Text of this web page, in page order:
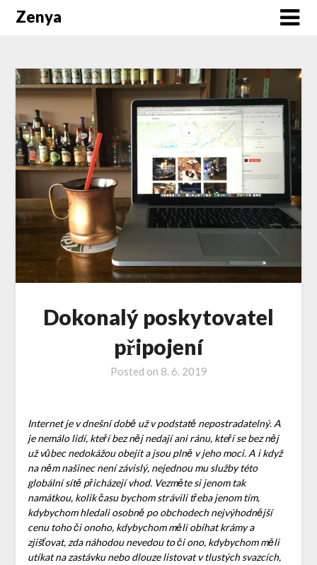
Zenya
Dokonalý poskytovatel
připojení
Posted on 8. 6. 2019
Internet je v dnešní době už v podstatě nepostradatelný. A
je nemálo lidí, kteří bez něj nedají ani ránu, kteří se bez něj
už vůbec nedokážou obejít a jsou plně v jeho moci. A i když
na něm našinec není závislý, nejednou mu služby této
globální sítě přicházejí vhod. Vezměte si jenom tak
namátkou, kolik času bychom strávili třeba jenom tím,
kdybychom hledali osobně po obchodech nejvýhodnější
cenu toho či onoho, kdybychom měli obíhat krámy a
zjišťovat, zda náhodou nevedou to či ono, kdybychom měli
utíkat na zastávku nebo dlouze listovat v tlustých svazcích,